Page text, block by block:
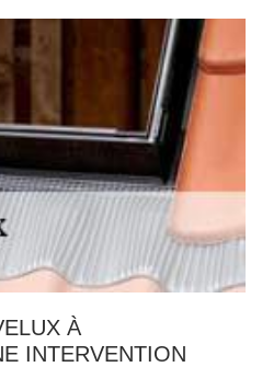
À
INTERVENTION